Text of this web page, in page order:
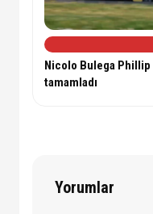
Nicolo Bulega Phillip
tamamladı
Yorumlar